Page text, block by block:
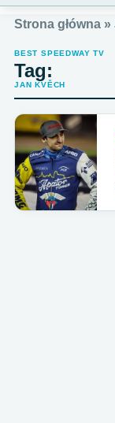
Strona główna »
BEST SPEEDWAY TV
Tag:
JAN KVĚCH